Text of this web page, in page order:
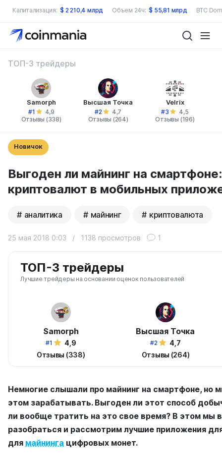
Капитализация: $ 2 210,4 млрд Объем 24ч: $ 55,81 млрд BTC
ТОП-3 трейдеры
Samorph
#1
4,9
Отзывы (338)
Высшая Точка
#2
4,7
Отзывы (264)
Velrix
#3
4,5
Отзывы (196)
Новичок
Выгоден ли майнинг на
криптовалют в мобильных
аналитика майнинг криптовалюта
25 мая 2018 0:03 / 1138 просмотров 1
ТОП-3 трейдеры
Лучшие трейдеры на основании оценок пользователей
Samorph
#1
4,9
Отзывы (338)
Высшая Точка
#2
4,7
Отзывы (264)
Немногие слышали про майнинг на смартфоне, но
этом зарабатывать. Выгоден ли этот способ
ли вообще тратить на это свое время? В этом мы
разобраться и рассмотрим лучшие приложения
для майнинга цифровых монет.